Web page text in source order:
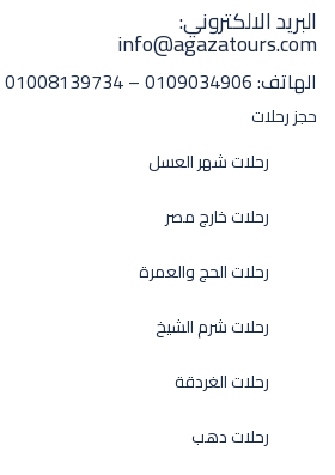
البريد الالكتروني:
info@agazatours.com
الهاتف:0109034906 – 01008139734
حجز رحلات
رحلات شهر العسل
رحلات خارج مصر
رحلات الحج والعمرة
رحلات شرم الشيخ
رحلات الغردقة
رحلات دهب